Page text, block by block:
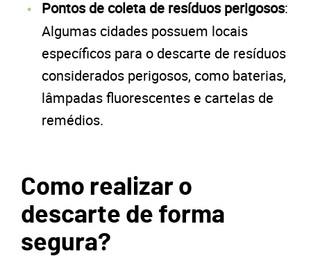
Pontos de coleta de resíduos perigosos:
Algumas cidades possuem locais
específicos para o descarte de resíduos
considerados perigosos, como baterias,
lâmpadas fluorescentes e cartelas de
remédios.
Como realizar o
descarte de forma
segura?